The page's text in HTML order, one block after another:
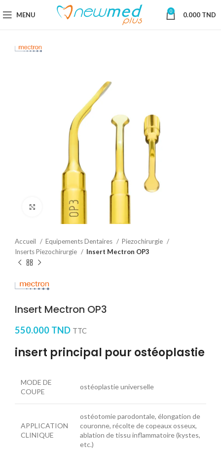
MENU 0 0.000 TND
Cliquez pour agrandir
Accueil Equipements Dentaires
Piezochirurgie
Inserts Piezochirurgie
Insert Mectron OP3
Insert Mectron OP3
550.000 TND TTC
insert principal pour ostéoplastie
MODE DE
COUPE
ostéoplastie universelle
APPLICATION
CLINIQUE
ostéotomie parodontale, élongation de
couronne, récolte de copeaux osseux,
ablation de tissu inflammatoire (kystes,
etc.)